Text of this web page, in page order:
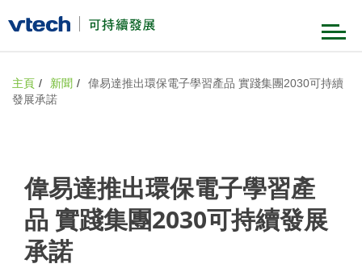
可持續發展根基
產品責任與價值鏈管理
環境
員工
社會
里程碑
新聞
主頁 新聞
偉易達推出環保電子學習產品 實踐集團2030可持續
發展承諾
偉易達推出環保電子學習產
品 實踐集團2030可持續發展
承諾